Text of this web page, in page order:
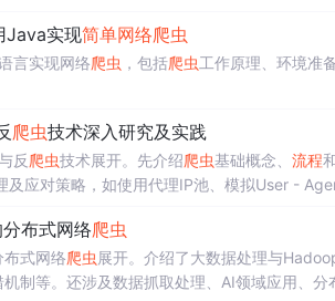
Java实现简单网络爬虫
言实现网络爬虫 ，包括爬虫工作原理、环境准
爬虫技术深入研究及实践
反爬虫技术展开。先介绍爬虫基础概念、 流程
及应对策略，如使用代理IP池、模拟User -
布式网络爬虫
式网络爬虫 展开。介绍了大数据处理与
制等。还涉及数据抓取处理、AI领域应用、